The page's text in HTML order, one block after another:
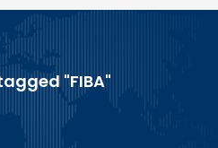
"FIBA"